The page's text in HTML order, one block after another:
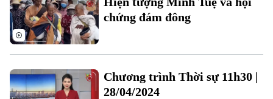
Điện ảnh
Thời trang
chứng đám đông
Chương trình Thời sự 11h30 |
28/04/2024